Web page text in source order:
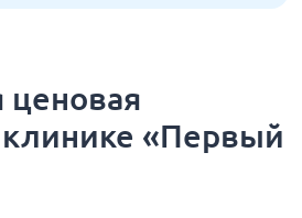
ценовая
клинике «Первый